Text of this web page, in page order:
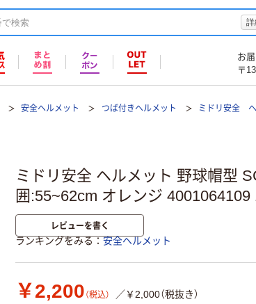
詳
お
〒
安全ヘルメット つば付きヘルメット ミドリ安全
ミドリ安全 ヘルメット 野球帽型
囲:55~62cm オレンジ 4001064109 1
レビューを書く
ランキングをみる 安全ヘルメット
￥2,200 （税込） ／￥2,000（税抜き）